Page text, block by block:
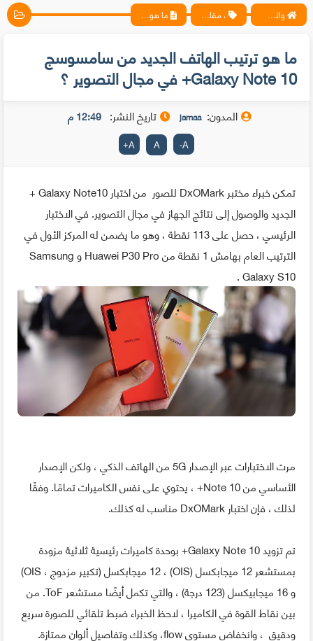
واتس آب ، فيسبوك ، أنترنت ، شروحات تقنية حصرية - المحترف ، مقالات ما هو ترتيب الهاتف الجديد من سامسوسج Galaxy Note 10+ في مجال التصوير ؟
ما هو ترتيب الهاتف الجديد من سامسوسج
Galaxy Note 10+ في مجال التصوير ؟
المدون: jamaa تاريخ النشر: 12:49 م
A
-
A
A
+
تمكن خبراء مختبر DxOMark للصور من اختبار Galaxy Note10 +
الجديد والوصول إلى نتائج الجهاز في مجال التصوير. في الاختبار
الرئيسي ، حصل على 113 نقطة ، وهو ما يضمن له المركز الأول في
الترتيب العام بهامش 1 نقطة من Huawei P30 Pro و Samsung
Galaxy S10 .
مرت الاختبارات عبر الإصدار 5G من الهاتف الذكي ، ولكن الإصدار
الأساسي من Note 10+ ، يحتوي على نفس الكاميرات تمامًا. وفقًا
لذلك ، فإن اختبار DxOMark مناسب له كذلك.
تم تزويد Galaxy Note 10+ بوحدة كاميرات رئيسية ثلاثية مزودة
بمستشعر 12 ميجابكسل (OIS) ، 12 ميجابكسل (تكبير مزدوج ، OIS)
و 16 ميجابيكسل (123 درجة) ، والتي تكمل أيضًا مستشعر ToF. من
بين نقاط القوة في الكاميرا ، لاحظ الخبراء ضبط تلقائي للصورة سريع
ودقيق ، وانخفاض مستوى flow، وكذلك وتفاصيل ألوان ممتازة.